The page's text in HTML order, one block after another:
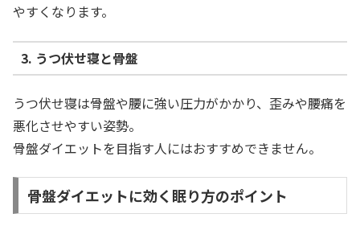
やすくなります。
3. うつ伏せ寝と骨盤
うつ伏せ寝は骨盤や腰に強い圧力がかかり、歪みや腰痛を
悪化させやすい姿勢。
骨盤ダイエットを目指す人にはおすすめできません。
骨盤ダイエットに効く眠り方のポイント